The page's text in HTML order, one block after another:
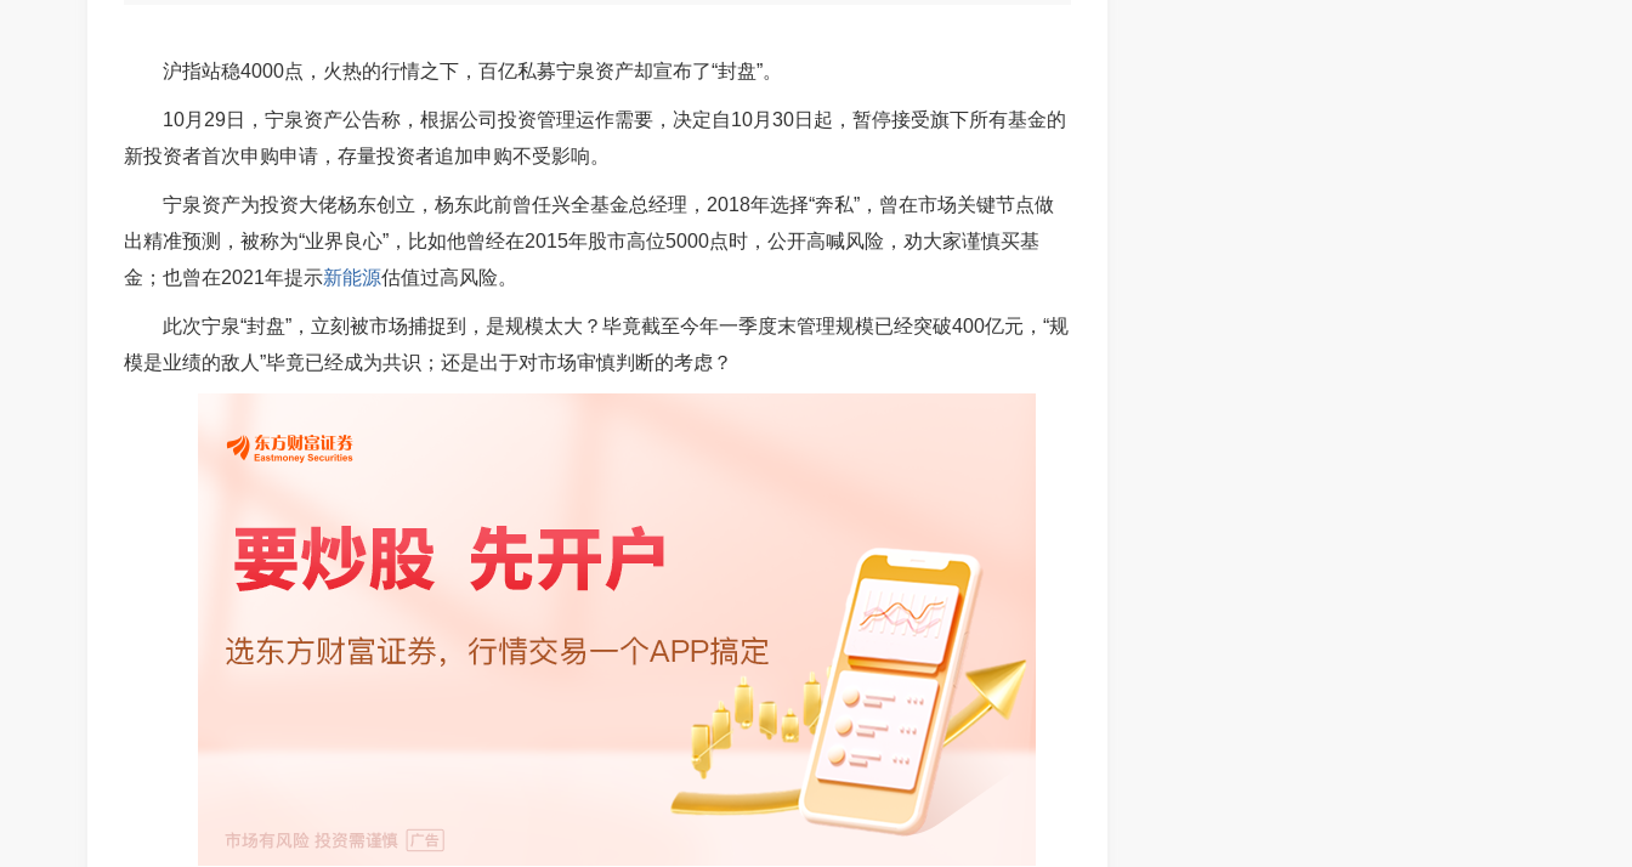
沪指站稳4000点，火热的行情之下，百亿私募宁泉资产却宣布了“封盘”。
10月29日，宁泉资产公告称，根据公司投资管理运作需要，决定自10月30日起，暂停接受旗下所有基金的
新投资者首次申购申请，存量投资者追加申购不受影响。
宁泉资产为投资大佬杨东创立，杨东此前曾任兴全基金总经理，2018年选择“奔私”，曾在市场关键节点做
出精准预测，被称为“业界良心”，比如他曾经在2015年股市高位5000点时，公开高喊风险，劝大家谨慎买基
金；也曾在2021年提示新能源估值过高风险。
此次宁泉“封盘”，立刻被市场捕捉到，是规模太大？毕竟截至今年一季度末管理规模已经突破400亿元，“规
模是业绩的敌人”毕竟已经成为共识；还是出于对市场审慎判断的考虑？